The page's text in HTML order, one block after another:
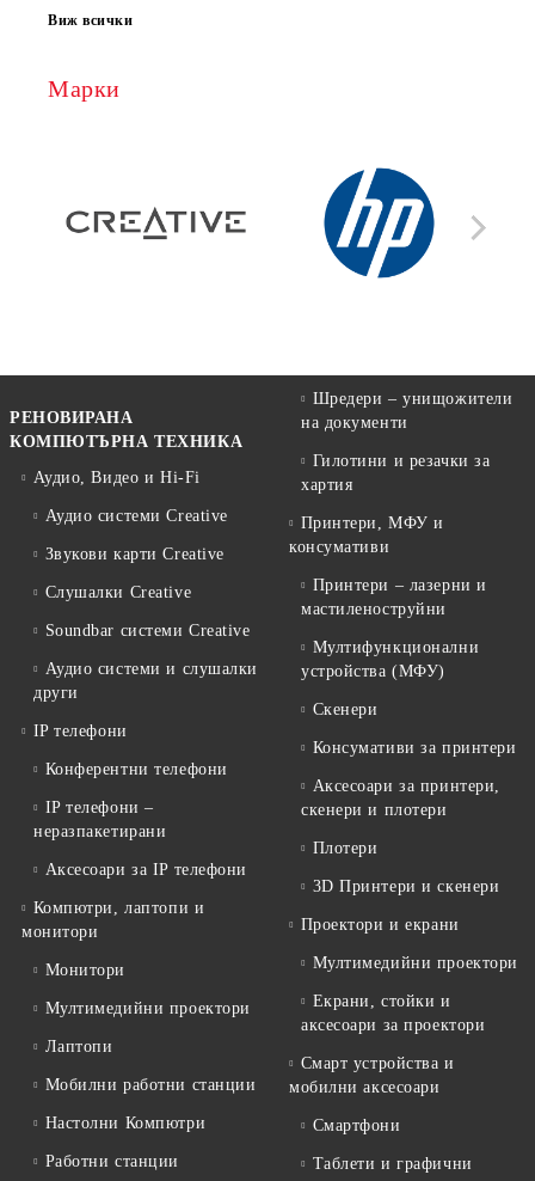
Виж всички
Марки
РЕНОВИРАНА
КОМПЮТЪРНА ТЕХНИКА
Аудио, Видео и Hi-Fi
Аудио системи Creative
Звукови карти Creative
Слушалки Creative
Soundbar системи Creative
Аудио системи и слушалки
други
IP телефони
Конферентни телефони
IP телефони –
неразпакетирани
Аксесоари за IP телефони
Компютри, лаптопи и
монитори
Монитори
Мултимедийни проектори
Лаптопи
Мобилни работни станции
Настолни Компютри
Работни станции
Шредери – унищожители
на документи
Гилотини и резачки за
хартия
Принтери, МФУ и
консумативи
Принтери – лазерни и
мастиленоструйни
Мултифункционални
устройства (МФУ)
Скенери
Консумативи за принтери
Аксесоари за принтери,
скенери и плотери
Плотери
3D Принтери и скенери
Проектори и екрани
Мултимедийни проектори
Екрани, стойки и
аксесоари за проектори
Смарт устройства и
мобилни аксесоари
Смартфони
Таблети и графични